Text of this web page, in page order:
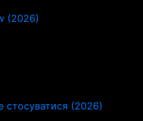
(2026)
(2026)